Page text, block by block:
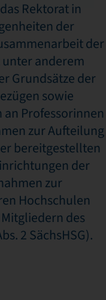
Rektorat in
der
der
unter anderem
Grundsätze der
sowie
Professorinnen
zur Aufteilung
bereitgestellten
der
zur
Hochschulen
des
2 SächsHSG).